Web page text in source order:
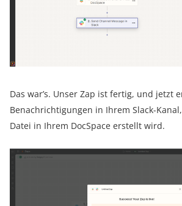
Das war’s. Unser Zap ist fertig, und jetzt
Benachrichtigungen in Ihrem Slack-
Datei in Ihrem DocSpace erstellt wird.